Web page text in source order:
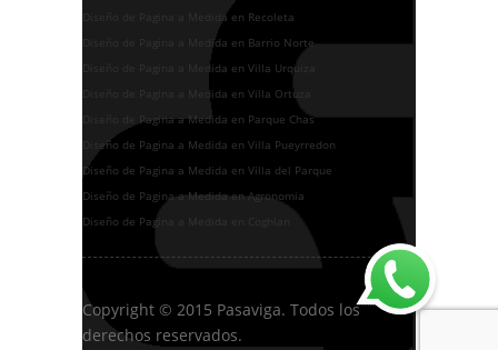
Diseño de Pagina a Medida en Recoleta
Diseño de Pagina a Medida en Barrio Norte
Diseño de Pagina a Medida en Villa Urquiza
Diseño de Pagina a Medida en Villa Ortuza
Diseño de Pagina a Medida en Parque Chas
Diseño de Pagina a Medida en Villa Pueyrredon
Diseño de Pagina a Medida en Villa del Parque
Diseño de Pagina a Medida en Agronomia
Diseño de Pagina a Medida en Coghlan
Copyright © 2015 Pasaviga. Todos los
derechos reservados.